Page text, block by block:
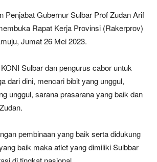
Penjabat Gubernur Sulbar Prof Zudan Arif
Rapat Kerja Provinsi (Rakerprov)
Jumat 26 Mei 2023.
Sulbar dan pengurus cabor untuk
dari dini, mencari bibit yang unggul,
unggul, sarana prasarana yang baik dan
pembinaan yang baik serta didukung
baik maka atlet yang dimiliki Sulbbar